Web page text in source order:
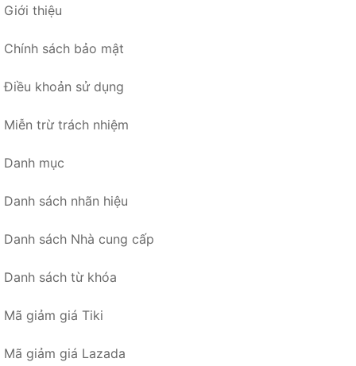
Giới thiệu
Chính sách bảo mật
Điều khoản sử dụng
Miễn trừ trách nhiệm
Danh mục
Danh sách nhãn hiệu
Danh sách Nhà cung cấp
Danh sách từ khóa
Mã giảm giá Tiki
Mã giảm giá Lazada